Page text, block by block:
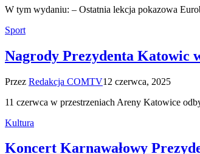
W tym wydaniu: – Ostatnia lekcja pokazowa
Sport
Nagrody Prezydenta Katowic
Przez Redakcja COMTV12 czerwca, 2025
11 czerwca w przestrzeniach Areny Katowice
Kultura
Koncert Karnawałowy